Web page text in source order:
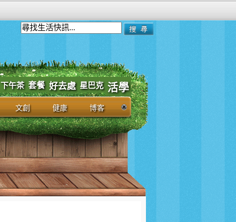
下午茶 套餐 好去處 星巴克 活學
文創 健康 博客